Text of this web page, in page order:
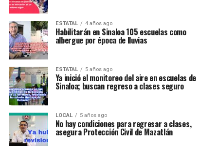
ESTATAL 4 años ago
Habilitarán en Sinaloa 105 escuelas como
albergue por época de lluvias
ESTATAL 5 años ago
Ya inició el monitoreo del aire en escuelas de
Sinaloa; buscan regreso a clases seguro
LOCAL 5 años ago
No hay condiciones para regresar a clases,
asegura Protección Civil de Mazatlán